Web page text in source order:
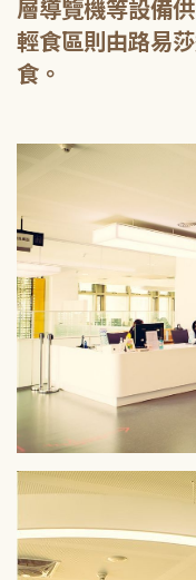
層導覽機等設備
輕食區則由路易
食。